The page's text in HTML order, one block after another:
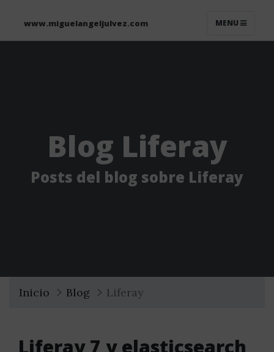
www.miguelangeljulvez.com MENU
Blog Liferay
Posts del blog sobre Liferay
Inicio Blog Liferay
Liferay 7 y elasticsearch